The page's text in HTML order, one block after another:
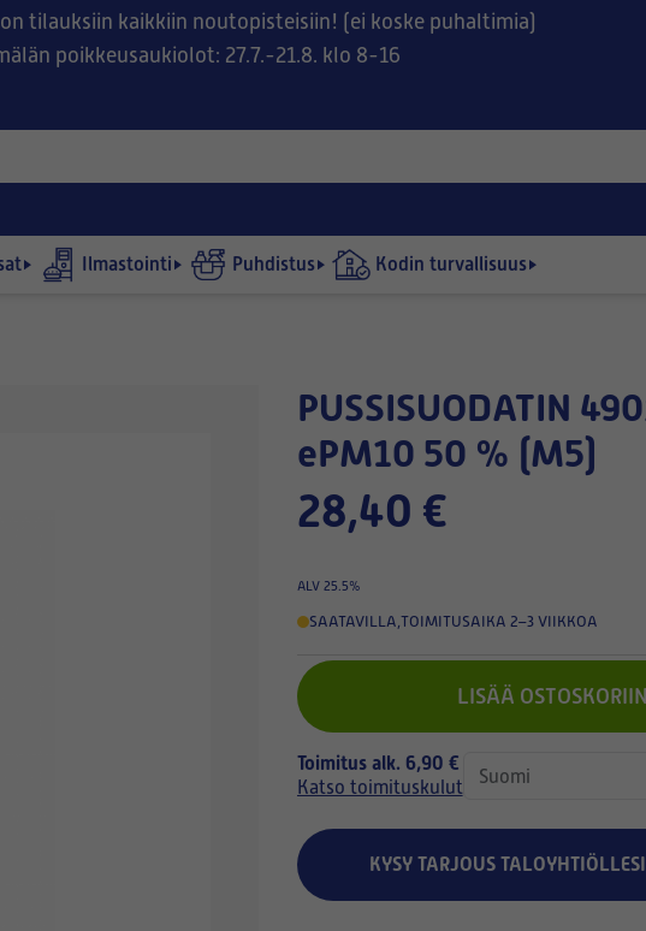
tilauksiin kaikkiin noutopisteisiin! (ei koske puhaltimia)
poikkeusaukiolot: 27.7.-21.8. klo 8-16
Ilmastointi Puhdistus Kodin turvallisuus
PUSSISUODATIN 490x287-360/5
ePM10 50 % (M5)
28,40 €
ALV 25.5%
SAATAVILLA,TOIMITUSAIKA 2–3 VIIKKOA
LISÄÄ OSTOSKORIIN
Toimitus alk. 6,90 €
Katso toimituskulut
KYSY TARJOUS TALOYHTIÖLLESI